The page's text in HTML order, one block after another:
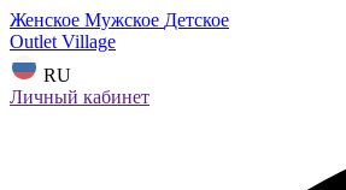
Женское Мужское Детское
Outlet Village
RU
Личный кабинет